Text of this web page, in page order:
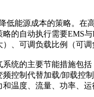
低能源成本的策略。
的自动执行需要EMS
、可调负载比例（可
统的主要节能措施包
控制代替加载/卸载
温度、流量、功率、运